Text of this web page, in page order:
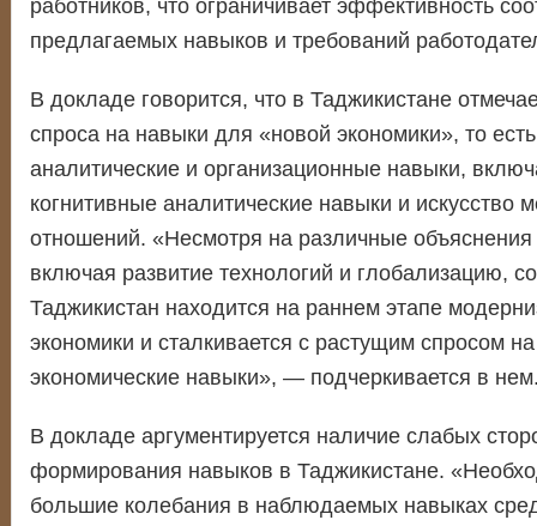
работников, что ограничивает эффективность
предлагаемых навыков и требований
В докладе говорится, что в Таджикистане
спроса на навыки для «новой экономики», то
аналитические и организационные навыки,
когнитивные аналитические навыки и искусство
отношений. «Несмотря на различные объяснения
включая развитие технологий и глобализацию,
Таджикистан находится на раннем этапе
экономики и сталкивается с растущим спросом
экономические навыки», — подчеркивается в
В докладе аргументируется наличие слабых
формирования навыков в Таджикистане.
большие колебания в наблюдаемых навыках